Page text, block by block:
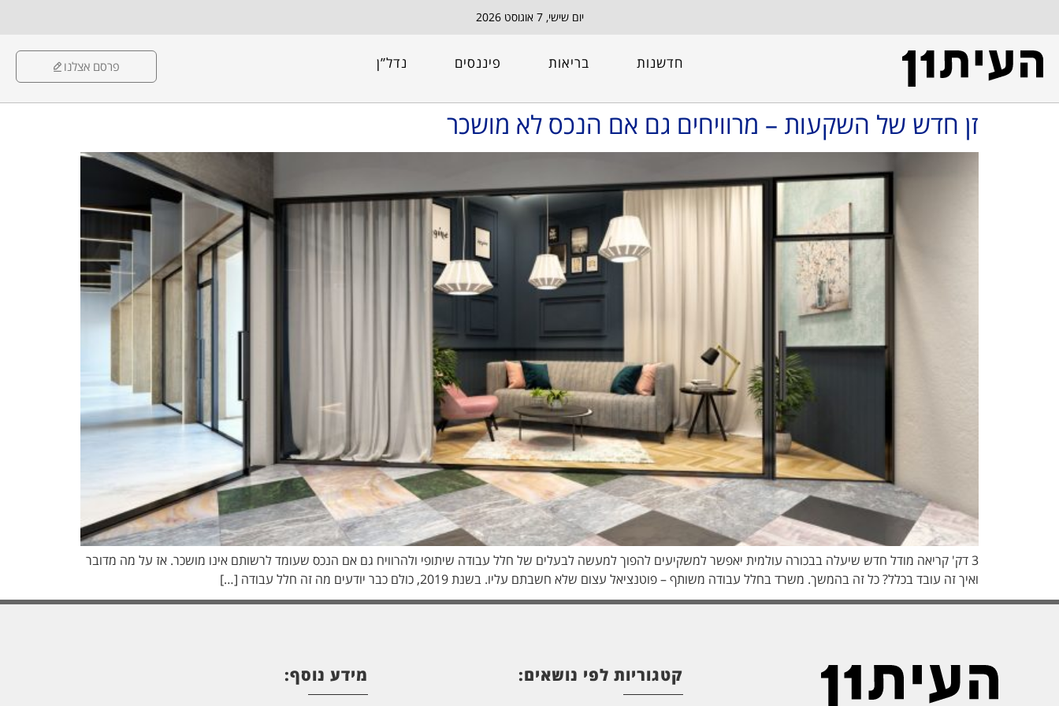
יום שישי, 7 אוגוסט 2026
חדשנות בריאות פיננסים נדל”ן פרסם אצלנו
זן חדש של השקעות – מרוויחים גם אם הנכס לא מושכר
3 דק' קריאה מודל חדש שיעלה בבכורה עולמית יאפשר למשקיעים להפוך למעשה לבעלים של חלל עבודה שיתופי ולהרוויח גם אם הנכס שעומד לרשותם אינו מושכר. אז על מה מדובר
ואיך זה עובד בכלל? כל זה בהמשך. משרד בחלל עבודה משותף – פוטנציאל עצום שלא חשבתם עליו. בשנת 2019, כולם כבר יודעים מה זה חלל עבודה […]
קטגוריות לפי נושאים: מידע נוסף: